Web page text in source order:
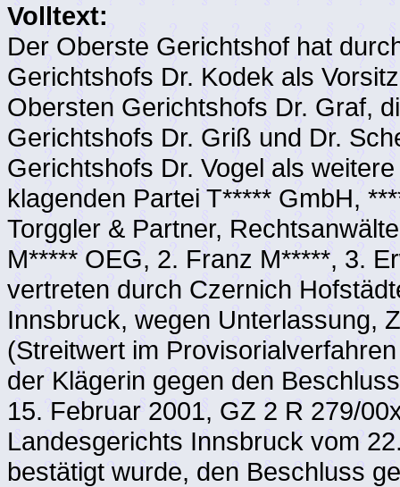
Volltext:
Der Oberste Gerichtshof hat
Gerichtshofs Dr. Kodek als
Obersten Gerichtshofs Dr. Graf,
Gerichtshofs Dr. Griß und Dr.
Gerichtshofs Dr. Vogel als
klagenden Partei T***** GmbH,
Torggler & Partner,
M***** OEG, 2. Franz M*****, 3.
vertreten durch Czernich
Innsbruck, wegen Unterlassung,
(Streitwert im
der Klägerin gegen den
15. Februar 2001, GZ 2 R 279/
Landesgerichts Innsbruck vom
bestätigt wurde, den Beschluss